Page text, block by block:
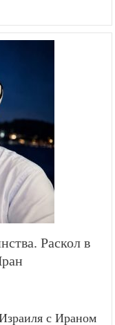
Раскол в
с Ираном